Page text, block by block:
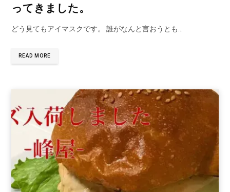
ってきました。
どう見てもアイマスクです。 誰がなんと言おうとも…
READ MORE